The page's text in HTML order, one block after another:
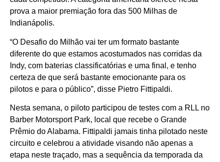
prova a maior premiação fora das 500 Milhas de
Indianápolis.
“O Desafio do Milhão vai ter um formato bastante
diferente do que estamos acostumados nas corridas da
Indy, com baterias classificatórias e uma final, e tenho
certeza de que será bastante emocionante para os
pilotos e para o público”, disse Pietro Fittipaldi.
Nesta semana, o piloto participou de testes com a RLL no
Barber Motorsport Park, local que recebe o Grande
Prêmio do Alabama. Fittipaldi jamais tinha pilotado neste
circuito e celebrou a atividade visando não apenas a
etapa neste traçado, mas a sequência da temporada da